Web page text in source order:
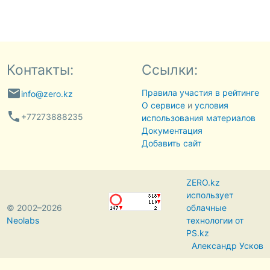
Контакты:
emailinfo@zero.kz
phone +77273888235
Ссылки:
Правила участия в рейтинге
О сервисеи условия
использования материалов
Документация
Добавить сайт
© 2002–2026
Neolabs
ZERO.kz
использует
облачные
технологии от
PS.kz
Александр Усков